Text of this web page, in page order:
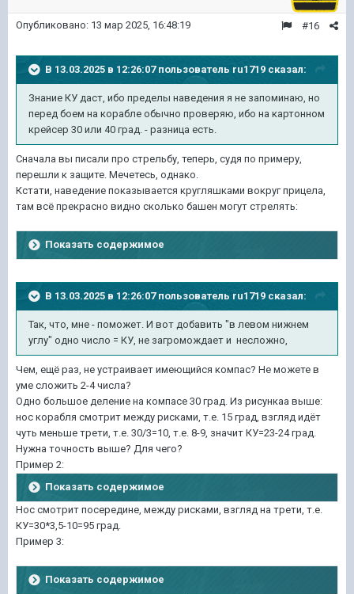
#16
Опубликовано: 13 мар 2025, 16:48:19
В 13.03.2025 в 12:26:07 пользователь ru1719 сказал:
Знание КУ даст, ибо пределы наведения я не запоминаю, но
перед боем на корабле обычно проверяю, ибо на картонном
крейсер 30 или 40 град. - разница есть.
Сначала вы писали про стрельбу, теперь, судя по примеру,
перешли к защите. Мечетесь, однако.
Кстати, наведение показывается кругляшками вокруг прицела,
там всё прекрасно видно сколько башен могут стрелять:
Показать содержимое
В 13.03.2025 в 12:26:07 пользователь ru1719 сказал:
Так, что, мне - поможет. И вот добавить "в левом нижнем
углу" одно число = КУ, не загромождает и несложно,
Чем, ещё раз, не устраивает имеющийся компас? Не можете в
уме сложить 2-4 числа?
Одно большое деление на компасе 30 град. Из рисункаа выше:
нос корабля смотрит между рисками, т.е. 15 град, взгляд идёт
чуть меньше трети, т.е. 30/3=10, т.е. 8-9, значит КУ=23-24 град.
Нужна точность выше? Для чего?
Пример 2:
Показать содержимое
Нос смотрит посередине, между рисками, взгляд на трети, т.е.
КУ=30*3,5-10=95 град.
Пример 3:
Показать содержимое